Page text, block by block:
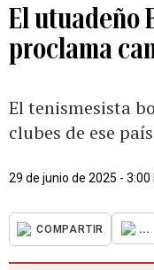
El utuadeño
proclama
El tenismesista
clubes de ese
29 de junio de 2025 - 3:00
COMPARTIR ...